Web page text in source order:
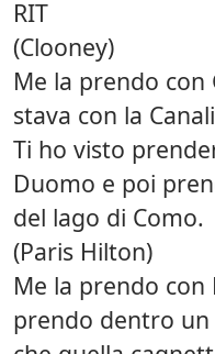
RIT
(Clooney)
Me la prendo con
stava con la
Ti ho visto
Duomo e poi
del lago di Como.
(Paris Hilton)
Me la prendo con
prendo dentro